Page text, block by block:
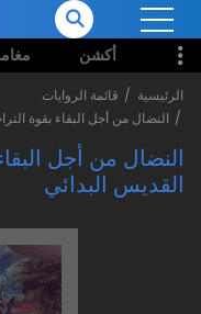
أكشن
الرئيسية
قائمة الروايات
النضال من أجل البقاء بقوة
النضال من أجل
القديس البدائي